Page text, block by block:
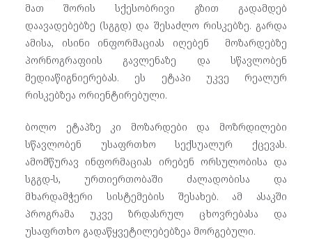
მათ შორის სქესობრივი გზით გადამდებ
დაავადებებზე (სგგდ) და შესაძლო რისკებზე. გარდა
ამისა, ისინი ინფორმაციას იღებენ მოზარდებზე
პორნოგრაფიის გავლენაზე და სწავლობენ
მედიაწიგნიერებას. ეს ეტაპი უკვე რეალურ
რისკებზეა ორიენტირებული.
ბოლო ეტაპზე კი მოზარდები და მოზრდილები
სწავლობენ უსაფრთხო სექსუალურ ქცევას.
ამომწურავ ინფორმაციას ირებენ ორსულობისა და
სგგდ-ს, ურთიერთობაში ძალადობისა და
მხარდამჭერი სისტემების შესახებ. ამ ასაკში
პროგრამა უკვე ზრდასრულ ცხოვრებასა და
უსაფრთხო გადაწყვეტილებებზეა მორგებული.